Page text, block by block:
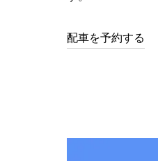
配車を予約する